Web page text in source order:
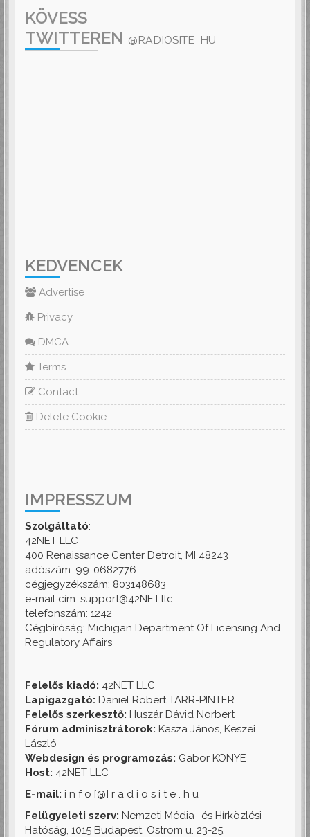
KÖVESS
TWITTEREN @RADIOSITE_HU
KEDVENCEK
Advertise
Privacy
DMCA
Terms
Contact
Delete Cookie
IMPRESSZUM
Szolgáltató:
42NET LLC
400 Renaissance Center Detroit, MI 48243
adószám: 99-0682776
cégjegyzékszám: 803148683
e-mail cím: support@42NET.llc
telefonszám: 1242
Cégbíróság: Michigan Department Of Licensing And
Regulatory Affairs
Felelős kiadó: 42NET LLC
Lapigazgató: Daniel Robert TARR-PINTER
Felelős szerkesztő: Huszár Dávid Norbert
Fórum adminisztrátorok: Kasza János, Keszei
László
Webdesign és programozás: Gabor KONYE
Host: 42NET LLC
E-mail: i n f o [@] r a d i o s i t e . h u
Felügyeleti szerv: Nemzeti Média- és Hírközlési
Hatóság, 1015 Budapest, Ostrom u. 23-25.